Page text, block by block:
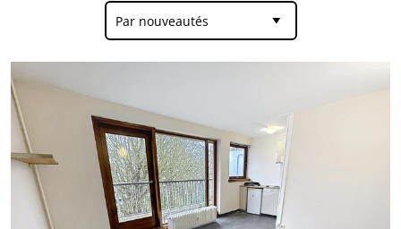
Par nouveautés